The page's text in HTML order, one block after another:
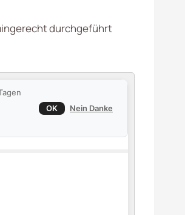
durchgeführt
OK Nein Danke